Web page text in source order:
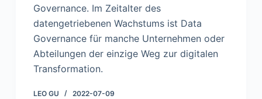
Governance. Im Zeitalter des
datengetriebenen Wachstums ist Data
Governance für manche Unternehmen oder
Abteilungen der einzige Weg zur digitalen
Transformation.
LEO GU 2022-07-09